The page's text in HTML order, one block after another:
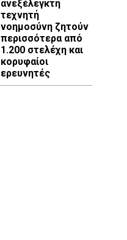
ανεξέλεγκτη
τεχνητή
νοημοσύνη ζητούν
περισσότερα από
1.200 στελέχη και
κορυφαίοι
ερευνητές